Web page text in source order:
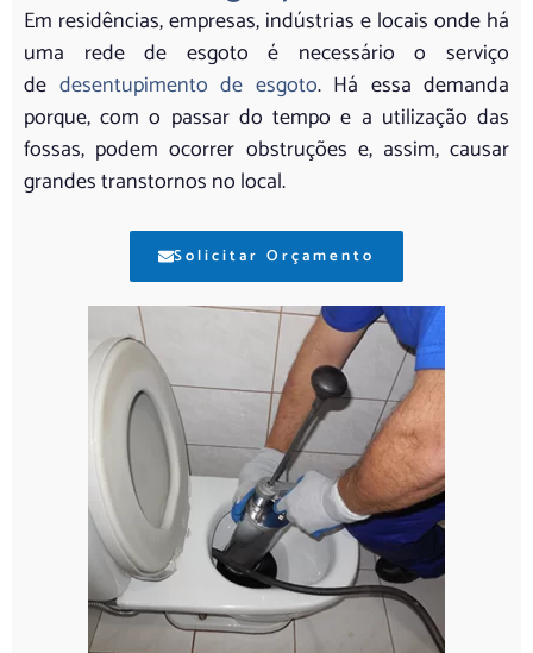
Em residências, empresas, indústrias e locais onde há
uma rede de esgoto é necessário o serviço
de desentupimento de esgoto. Há essa demanda
porque, com o passar do tempo e a utilização das
fossas, podem ocorrer obstruções e, assim, causar
grandes transtornos no local.
Solicitar Orçamento